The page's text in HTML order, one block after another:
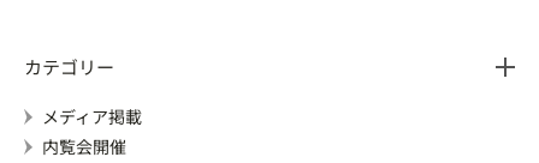
カテゴリー
メディア掲載
内覧会開催